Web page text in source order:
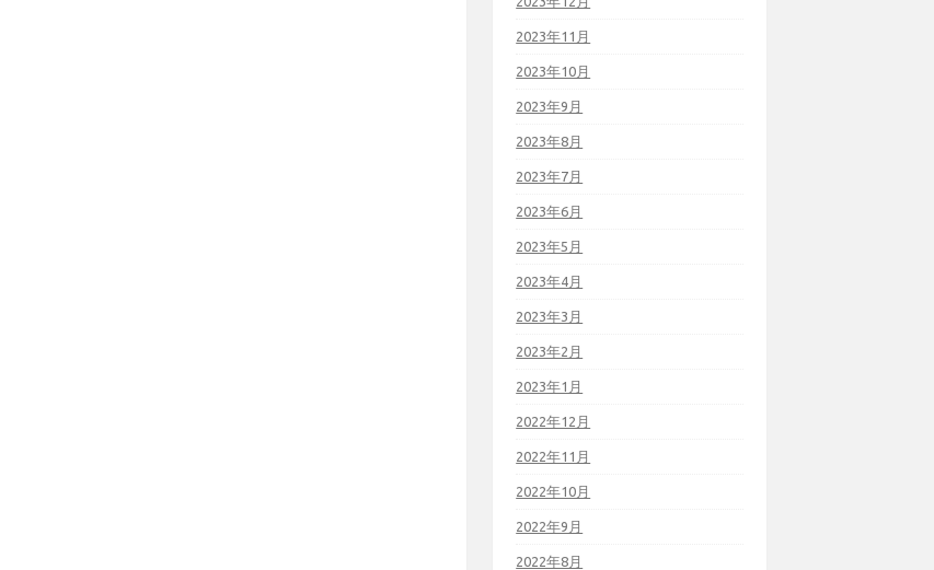
2023年11月
2023年10月
2023年9月
2023年8月
2023年7月
2023年6月
2023年5月
2023年4月
2023年3月
2023年2月
2023年1月
2022年12月
2022年11月
2022年10月
2022年9月
2022年8月